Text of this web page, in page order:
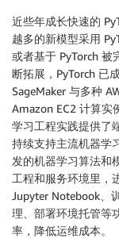
近些年成长快速的
越多的新模型采用
或者基于 PyTorch 被
断拓展，PyTorch 已
SageMaker 与多种
Amazon EC2 计算实
学习工程实践提供了
持续支持主流机器学
发的机器学习算法和
工程和服务环境里，
Jupyter Notebook、
理、部署环境托管等
率，降低运维成本。